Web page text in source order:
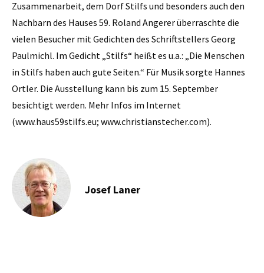
Zusammenarbeit, dem Dorf Stilfs und besonders auch den
Nachbarn des Hauses 59. Roland Angerer überraschte die
vielen Besucher mit Gedichten des Schriftstellers Georg
Paulmichl. Im Gedicht „Stilfs“ heißt es u.a.: „Die Menschen
in Stilfs haben auch gute Seiten.“ Für Musik sorgte Hannes
Ortler. Die Ausstellung kann bis zum 15. September
besichtigt werden. Mehr Infos im Internet
(www.haus59stilfs.eu; www.christianstecher.com).
Josef Laner